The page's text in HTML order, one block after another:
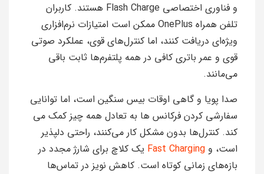
و فناوری اختصاصی Flash Charge هستند. کاربران
تلفن همراه OnePlus ممکن است امتیازات نرم‌افزاری
ویژه‌ای دریافت کنند، اما کنترل‌های قوی، عملکرد صوتی
قوی و عمر باتری کافی در همه پلتفرم‌ها ثابت باقی
می‌مانند.
صدا پویا و گاهی اوقات بیس سنگین است، اما توانایی
سفارشی کردن فرکانس ها به تعادل همه چیز کمک می
کند. کنترل‌ها بدون مشکل کار می‌کنند، راحتی دلپذیر
است، و Fast Charging یک کلاچ برای شارژ مجدد در
بازه‌های زمانی کوتاه است. کاهش نویز در تماس‌ها